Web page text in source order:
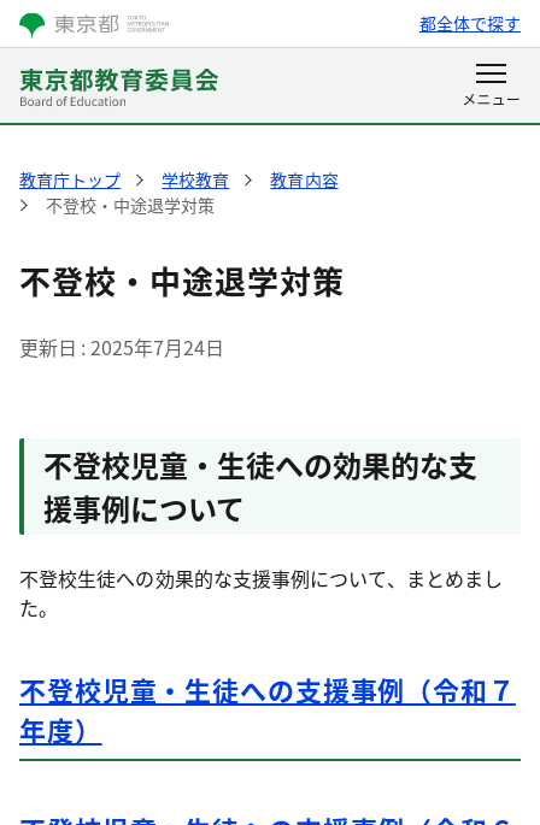
都全体で探す
教育庁トップ 学校教育
教育内容
不登校・中途退学対策
不登校・中途退学対策
更新日 2025年7月24日
不登校児童・生徒への効果的な支
援事例について
不登校生徒への効果的な支援事例について、まとめまし
た。
不登校児童・生徒への支援事例（令和７
年度）